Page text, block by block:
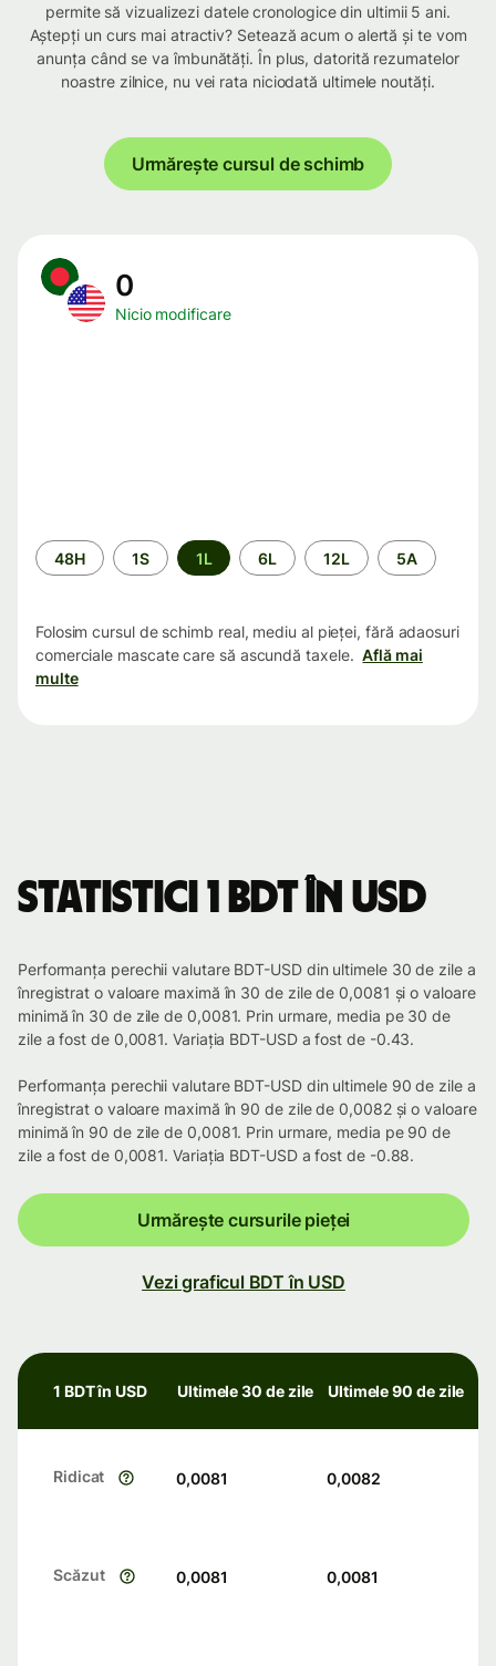
permite să vizualizezi datele cronologice din ultimii 5 ani.
Aștepți un curs mai atractiv? Setează acum o alertă și te vom
anunța când se va îmbunătăți. În plus, datorită rezumatelor
noastre zilnice, nu vei rata niciodată ultimele noutăți.
Urmărește cursul de schimb
0
Nicio modificare
Perioada
48H 1S 1L 6L 12L 5A
Folosim cursul de schimb real, mediu al pieței, fără adaosuri
comerciale mascate care să ascundă taxele. Află mai
multe
Statistici 1 BDT în USD
Performanța perechii valutare BDT-USD din ultimele 30 de zile a
înregistrat o valoare maximă în 30 de zile de 0,0081 și o valoare
minimă în 30 de zile de 0,0081. Prin urmare, media pe 30 de
zile a fost de 0,0081. Variația BDT-USD a fost de -0.43.
Performanța perechii valutare BDT-USD din ultimele 90 de zile a
înregistrat o valoare maximă în 90 de zile de 0,0082 și o valoare
minimă în 90 de zile de 0,0081. Prin urmare, media pe 90 de
zile a fost de 0,0081. Variația BDT-USD a fost de -0.88.
Urmărește cursurile pieței
Vezi graficul BDT în USD
1 BDT în USD Ultimele 30 de zile Ultimele 90 de zile
Ridicat 0,0081 0,0082
Scăzut 0,0081 0,0081